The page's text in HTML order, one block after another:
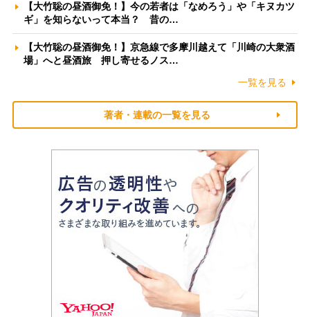
【大竹聡の昼酒御免！】今の若者は「なめろう」や「キヌカツ
ギ」を知らないって本当？ 昔の…
【大竹聡の昼酒御免！】京急線で多摩川越えて「川崎の大衆酒
場」へと昼酒旅 押し寄せるノス…
一覧を見る
著者・連載の一覧を見る